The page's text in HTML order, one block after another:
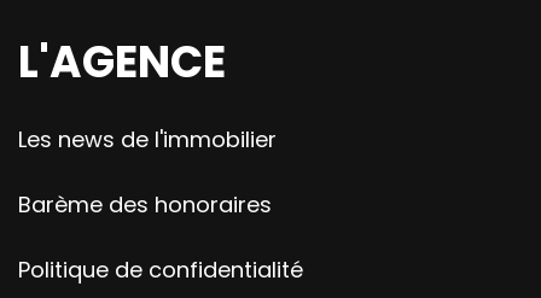
L'AGENCE
Les news de l'immobilier
Barème des honoraires
Politique de confidentialité